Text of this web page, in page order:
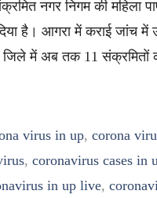
नगर निगम की महिला
है। आगरा में कराई जांच में
में अब तक 11 संक्रमितों
virus in up, corona
, coronavirus cases in
in up live,